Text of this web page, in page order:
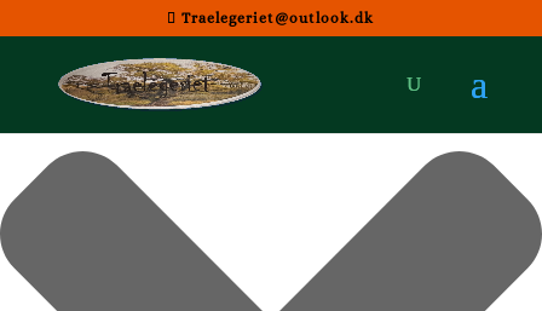
Administrer samtykke til cookiesTraelegeriet@outlook.dk